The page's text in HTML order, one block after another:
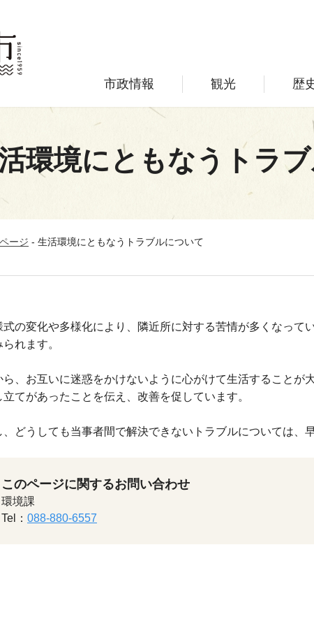
市政情報 観光 歴
環境にともなうトラ
ージ - 生活環境にともなうトラブルについて
式の変化や多様化により、隣近所に対する苦情が多くなっ
れます。
ら、お互いに迷惑をかけないように心がけて生活すること
立てがあったことを伝え、改善を促しています。
、どうしても当事者間で解決できないトラブルについては、
このページに関するお問い合わせ
環境課
Tel： 088-880-6557